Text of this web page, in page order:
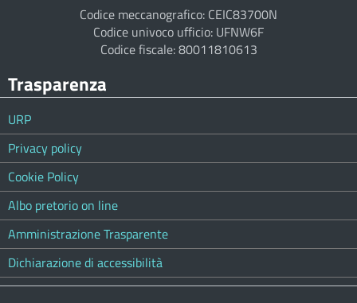
Codice meccanografico: CEIC83700N
Codice univoco ufficio: UFNW6F
Codice fiscale: 80011810613
Trasparenza
URP
Privacy policy
Cookie Policy
Albo pretorio on line
Amministrazione Trasparente
Dichiarazione di accessibilità